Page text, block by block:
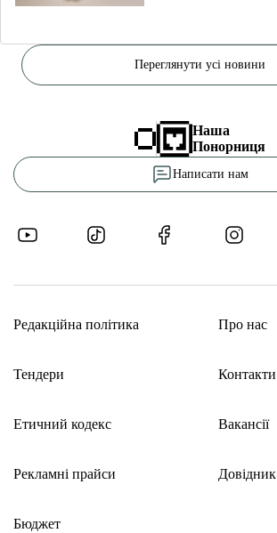
Переглянути усі новини
Наша
Понорниця
Написати нам
Редакційна політика
Тендери
Етичний кодекс
Рекламні прайси
Бюджет
Про нас
Контакти
Вакансії
Довідник